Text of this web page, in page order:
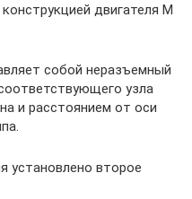
двигателя М
собой неразъемный
узла
и расстоянием от оси
второе